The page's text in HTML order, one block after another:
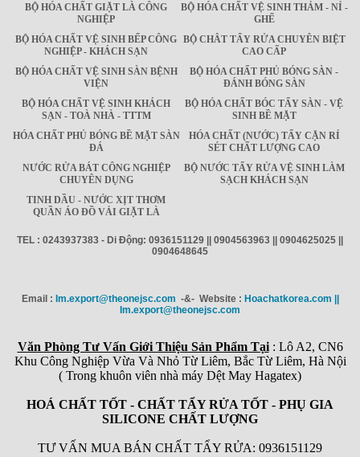
BỘ HÓA CHẤT GIẶT LÀ CÔNG
NGHIỆP
BỘ HÓA CHẤT VỆ SINH THẢM - NỈ -
GHẾ
BỘ HÓA CHẤT VỆ SINH BẾP CÔNG
NGHIỆP - KHÁCH SẠN
BỘ CHÂT TẨY RỬA CHUYÊN BIỆT
CAO CẤP
BỘ HÓA CHẤT VỆ SINH SÀN BỆNH
VIỆN
BỘ HÓA CHẤT PHỦ BÓNG SÀN -
ĐÁNH BÓNG SÀN
BỘ HÓA CHẤT VỆ SINH KHÁCH
SẠN - TOÀ NHÀ - TTTM
BỘ HÓA CHẤT BÓC TẨY SÀN - VỆ
SINH BỀ MẶT
HÓA CHẤT PHỦ BÓNG BỀ MẶT SÀN
ĐÁ
HÓA CHẤT (NƯỚC) TẨY CẶN RỈ
SÉT CHẤT LƯỢNG CAO
NƯỚC RỬA BÁT CÔNG NGHIỆP
CHUYÊN DỤNG
BỘ NƯỚC TẨY RỬA VỆ SINH LÀM
SẠCH KHÁCH SẠN
TINH DẦU - NƯỚC XỊT THƠM
QUẦN ÁO ĐỒ VẢI GIẶT LÀ
TEL : 0243937383 - Di Động: 0936151129 || 0904563963 || 0904625025 ||
0904648645
Email : Im.export@theonejsc.com -&- Website : Hoachatkorea.com ||
Im.export@theonejsc.com
Văn Phòng Tư Vấn Giới Thiệu Sản Phẩm Tại: Lô A2, CN6
Khu Công Nghiệp Vừa Và Nhỏ Từ Liêm, Bắc Từ Liêm, Hà Nội
( Trong khuôn viên nhà máy Dệt May Hagatex)
HOÁ CHẤT TỐT - CHẤT TẨY RỬA TỐT - PHỤ GIA
SILICONE CHẤT LƯỢNG
TƯ VẤN MUA BÁN CHẤT TẨY RỬA: 0936151129